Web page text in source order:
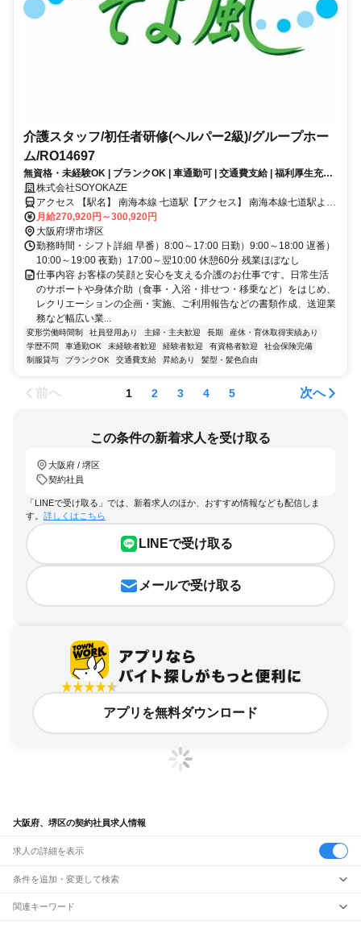
介護スタッフ/初任者研修(ヘルパー2級)/グループホー
ム/RO14697
無資格・未経験OK | ブランクOK | 車通勤可 | 交通費支給 | 福利厚生充実
│グループホーム/介護スタッフ/契約社員募集！《ボーナス以外の特別報
酬、約27万円の支給実績！》
株式会社SOYOKAZE
アクセス 【駅名】 南海本線 七道駅【アクセス】 南海本線七道駅より
徒歩12分
月給270,920円～300,920円
大阪府堺市堺区
勤務時間・シフト詳細 早番）8:00～17:00 日勤）9:00～18:00 遅番）
10:00～19:00 夜勤）17:00～翌10:00 休憩60分 残業ほぼなし
仕事内容 お客様の笑顔と安心を支える介護のお仕事です。日常生活
のサポートや身体介助（食事・入浴・排せつ・移乗など）をはじめ、
レクリエーションの企画・実施、ご利用報告などの書類作成、送迎業
務など幅広い業...
変形労働時間制 社員登用あり 主婦・主夫歓迎 長期
産休・育休取得実績あり
学歴不問
車通勤OK 未経験者歓迎 経験者歓迎 有資格者歓迎
社会保険完備
制服貸与
ブランクOK 交通費支給 昇給あり 髪型・髪色自由
前へ 1 2 3 4 5 次へ
この条件の新着求人を受け取る
大阪府 / 堺区
契約社員
「LINEで受け取る」では、新着求人のほか、おすすめ情報なども配信しま
す。 詳しくはこちら
LINEで受け取る
メールで受け取る
アプリを無料ダウンロード
大阪府、堺区の契約社員求人情報
求人の詳細を表示
条件を追加・変更して検索
市区町村を追加・変更
関連キーワード